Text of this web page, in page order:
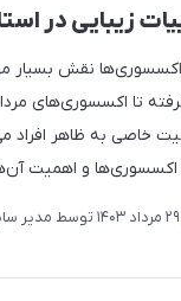
زیبایی در
نقش بسیار
تا اکسسوری‌های
خاصی به ظاهر افراد
اکسسوری‌ها و اهمیت
29 مرداد 1403 توسط مدیر